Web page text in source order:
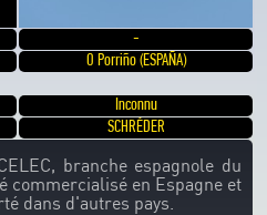
-
O Porriño (ESPAÑA)
Inconnu
SCHRÉDER
branche espagnole du
commercialisé en Espagne et
dans d'autres pays.